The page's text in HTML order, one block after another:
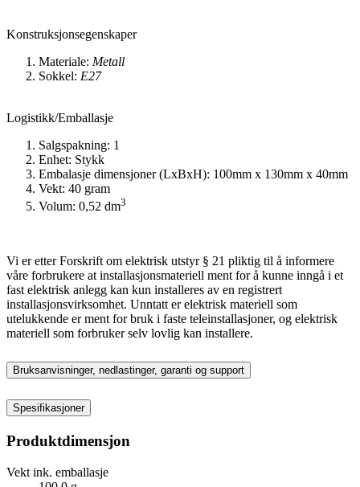
Konstruksjonsegenskaper
Materiale: Metall
Sokkel: E27
Logistikk/Emballasje
Salgspakning: 1
Enhet: Stykk
Embalasje dimensjoner (LxBxH): 100mm x 130mm x 40mm
Vekt: 40 gram
Volum: 0,52 dm3
Vi er etter Forskrift om elektrisk utstyr § 21 pliktig til å informere
våre forbrukere at installasjonsmateriell ment for å kunne inngå i et
fast elektrisk anlegg kan kun installeres av en registrert
installasjonsvirksomhet. Unntatt er elektrisk materiell som
utelukkende er ment for bruk i faste teleinstallasjoner, og elektrisk
materiell som forbruker selv lovlig kan installere.
Bruksanvisninger, nedlastinger, garanti og support
Spesifikasjoner
Produktdimensjon
Vekt ink. emballasje